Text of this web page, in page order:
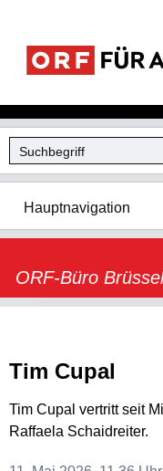
Hauptnavigation
ORF-Büro Brüssel
Tim Cupal
Tim Cupal vertritt seit
Raffaela Schaidreiter.